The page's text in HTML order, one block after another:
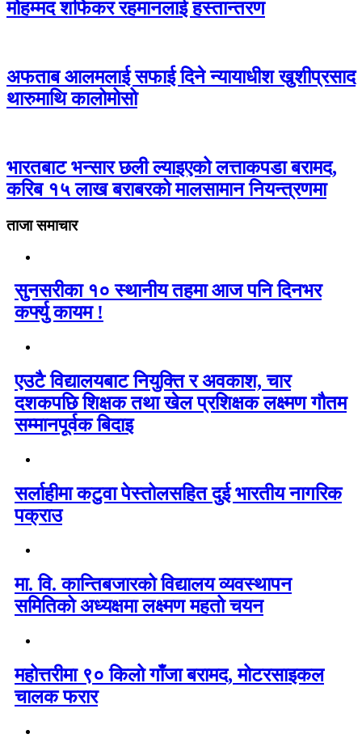
मोहम्मद शफिकर रहमानलाई हस्तान्तरण
अफताब आलमलाई सफाई दिने न्यायाधीश खुशीप्रसाद
थारुमाथि कालोमोसो
भारतबाट भन्सार छली ल्याइएको लत्ताकपडा बरामद,
करिब १५ लाख बराबरको मालसामान नियन्त्रणमा
ताजा समाचार
सुनसरीका १० स्थानीय तहमा आज पनि दिनभर
कर्फ्यु कायम !
एउटै विद्यालयबाट नियुक्ति र अवकाश, चार
दशकपछि शिक्षक तथा खेल प्रशिक्षक लक्ष्मण गौतम
सम्मानपूर्वक बिदाइ
सर्लाहीमा कटुवा पेस्तोलसहित दुई भारतीय नागरिक
पक्राउ
मा. वि. कान्तिबजारको विद्यालय व्यवस्थापन
समितिको अध्यक्षमा लक्ष्मण महतो चयन
महोत्तरीमा ९० किलो गाँजा बरामद, मोटरसाइकल
चालक फरार